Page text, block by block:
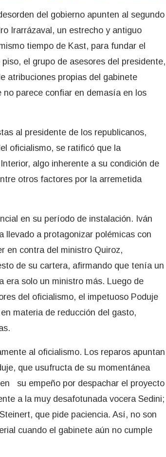
del gobierno apunten al segundo
Irarrázaval, un estrecho y antiguo
tiempo de Kast, para fundar el
el grupo de asesores del presidente,
atribuciones propias del gabinete
parece confiar en demasía en los
al presidente de los republicanos,
oficialismo, se ratificó que la
algo inherente a su condición de
otros factores por la arremetida
en su período de instalación. Iván
llevado a protagonizar polémicas con
en contra del ministro Quiroz,
de su cartera, afirmando que tenía un
era solo un ministro más. Luego de
del oficialismo, el impetuoso Poduje
materia de reducción del gasto,
al oficialismo. Los reparos apuntan
que usufructa de su momentánea
su empeño por despachar el proyecto
a la muy desafotunada vocera Sedini;
que pide paciencia. Así, no son
cuando el gabinete aún no cumple